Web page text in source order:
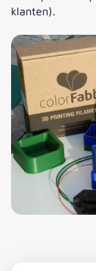
klanten).